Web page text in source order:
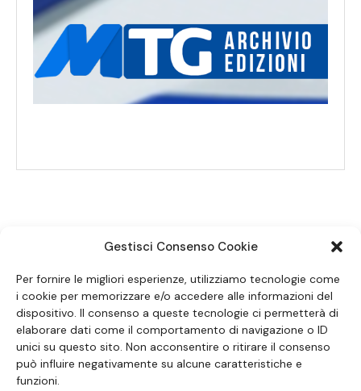
Gestisci Consenso Cookie
Per fornire le migliori esperienze, utilizziamo tecnologie come
i cookie per memorizzare e/o accedere alle informazioni del
dispositivo. Il consenso a queste tecnologie ci permetterà di
elaborare dati come il comportamento di navigazione o ID
unici su questo sito. Non acconsentire o ritirare il consenso
può influire negativamente su alcune caratteristiche e
funzioni.
SEGUICI SUI SOCIAL